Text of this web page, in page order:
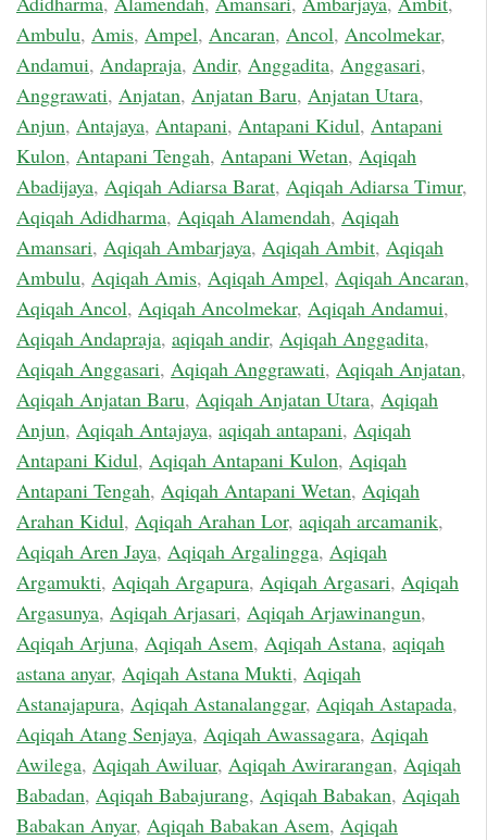
Ambulu, Amis, Ampel, Ancaran, Ancol, Ancolmekar,
Andamui, Andapraja, Andir, Anggadita, Anggasari,
Anggrawati, Anjatan, Anjatan Baru, Anjatan Utara,
Anjun, Antajaya, Antapani, Antapani Kidul, Antapani
Kulon, Antapani Tengah, Antapani Wetan, Aqiqah
Abadijaya, Aqiqah Adiarsa Barat, Aqiqah Adiarsa Timur,
Aqiqah Adidharma, Aqiqah Alamendah, Aqiqah
Amansari, Aqiqah Ambarjaya, Aqiqah Ambit, Aqiqah
Ambulu, Aqiqah Amis, Aqiqah Ampel, Aqiqah Ancaran,
Aqiqah Ancol, Aqiqah Ancolmekar, Aqiqah Andamui,
Aqiqah Andapraja, aqiqah andir, Aqiqah Anggadita,
Aqiqah Anggasari, Aqiqah Anggrawati, Aqiqah Anjatan,
Aqiqah Anjatan Baru, Aqiqah Anjatan Utara, Aqiqah
Anjun, Aqiqah Antajaya, aqiqah antapani, Aqiqah
Antapani Kidul, Aqiqah Antapani Kulon, Aqiqah
Antapani Tengah, Aqiqah Antapani Wetan, Aqiqah
Arahan Kidul, Aqiqah Arahan Lor, aqiqah arcamanik,
Aqiqah Aren Jaya, Aqiqah Argalingga, Aqiqah
Argamukti, Aqiqah Argapura, Aqiqah Argasari, Aqiqah
Argasunya, Aqiqah Arjasari, Aqiqah Arjawinangun,
Aqiqah Arjuna, Aqiqah Asem, Aqiqah Astana, aqiqah
astana anyar, Aqiqah Astana Mukti, Aqiqah
Astanajapura, Aqiqah Astanalanggar, Aqiqah Astapada,
Aqiqah Atang Senjaya, Aqiqah Awassagara, Aqiqah
Awilega, Aqiqah Awiluar, Aqiqah Awirarangan, Aqiqah
Babadan, Aqiqah Babajurang, Aqiqah Babakan, Aqiqah
Babakan Anyar, Aqiqah Babakan Asem, Aqiqah